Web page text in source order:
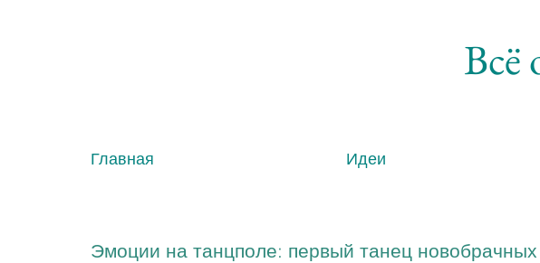
Всё
Главная Идеи
Эмоции на танцполе: первый танец